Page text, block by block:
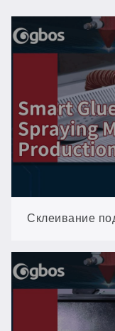
Склеивание
роботов:
подошвы